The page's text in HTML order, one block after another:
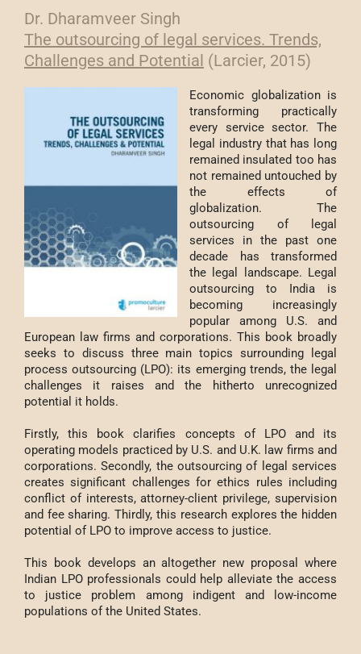
Dr. Dharamveer Singh
The outsourcing of legal services. Trends,
Challenges and Potential (Larcier, 2015)
Economic globalization is
transforming practically
every service sector. The
legal industry that has long
remained insulated too has
not remained untouched by
the effects of
globalization. The
outsourcing of legal
services in the past one
decade has transformed
the legal landscape. Legal
outsourcing to India is
becoming increasingly
popular among U.S. and
European law firms and corporations. This book broadly
seeks to discuss three main topics surrounding legal
process outsourcing (LPO): its emerging trends, the legal
challenges it raises and the hitherto unrecognized
potential it holds.
Firstly, this book clarifies concepts of LPO and its
operating models practiced by U.S. and U.K. law firms and
corporations. Secondly, the outsourcing of legal services
creates significant challenges for ethics rules including
conflict of interests, attorney-client privilege, supervision
and fee sharing. Thirdly, this research explores the hidden
potential of LPO to improve access to justice.
This book develops an altogether new proposal where
Indian LPO professionals could help alleviate the access
to justice problem among indigent and low-income
populations of the United States.